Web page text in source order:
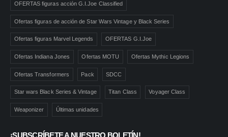
OFERTAS figuras acción G.I.Joe Classified
Ofertas figuras de acción de Star Wars Vintage y Black Series
Ofertas figuras Marvel Legends OFERTAS G.I.Joe
Ofertas Indiana Jones Ofertas MOTU Ofertas Mythic Legions
Ofertas Transformers Pack SDCC
Star wars Black Series & Vintage Titan Class Voyager Class
Weaponizer Últimas unidades
¡SUBSCRÍBETE A NUESTRO BOLETÍN!